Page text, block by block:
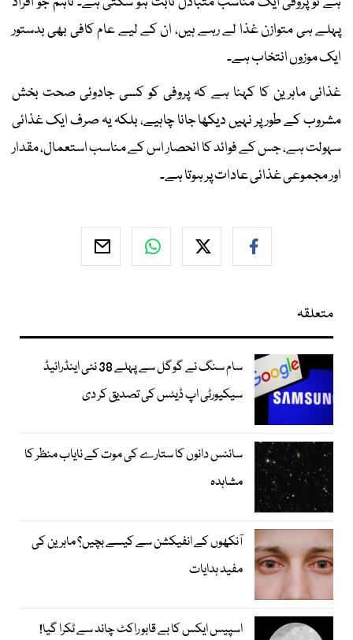
پہلے ہی متوازن غذا لے رہے ہیں، ان کے لیے عام کافی بھی بدستور
ایک موزوں انتخاب ہے۔
غذائی ماہرین کا کہنا ہے کہ پروفی کو کسی جادوئی صحت بخش
مشروب کے طور پر نہیں دیکھا جانا چاہیے، بلکہ یہ صرف ایک غذائی
سہولت ہے، جس کے فوائد کا انحصار اس کے مناسب استعمال، مقدار
اور مجموعی غذائی عادات پر ہوتا ہے۔
متعلقہ
سام سنگ نے گوگل سے پہلے 38 نئی اینڈرائیڈ
سیکیورٹی اپ ڈیٹس کی تصدیق کر دی
سائنس دانوں کا ستارے کی موت کے نایاب منظر کا
مشاہدہ
آنکھوں کے انفیکشن سے کیسے بچیں؟ ماہرین کی
مفید ہدایات
اسپیس ایکس کا بے قابو راکٹ چاند سے ٹکرا گیا!